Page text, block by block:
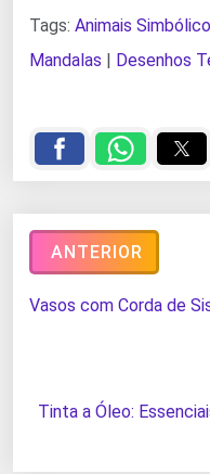
Tags: Animais
Mandalas | Desenhos
ANTERIOR
Vasos com Corda de
Tinta a Óleo: